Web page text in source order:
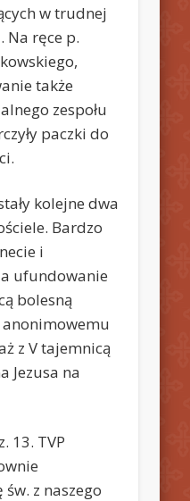
w trudnej
ręce p.
także
zespołu
paczki do
kolejne dwa
Bardzo
i
ufundowanie
bolesną
z V tajemnicą
Jezusa na
13. TVP
z naszego